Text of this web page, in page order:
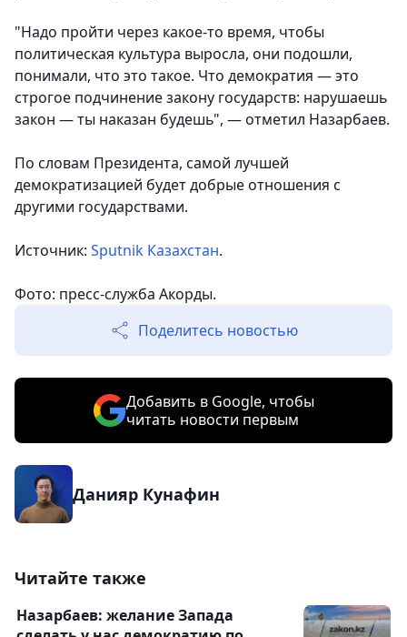
"Надо пройти через какое-то время, чтобы
политическая культура выросла, они подошли,
понимали, что это такое. Что демократия — это
строгое подчинение закону государств: нарушаешь
закон — ты наказан будешь", — отметил Назарбаев.
По словам Президента, самой лучшей
демократизацией будет добрые отношения с
другими государствами.
Источник: Sputnik Казахстан.
Фото: пресс-служба Акорды.
Поделитесь новостью
Добавить в Google, чтобы
читать новости первым
Данияр Кунафин
Читайте также
Назарбаев: желание Запада